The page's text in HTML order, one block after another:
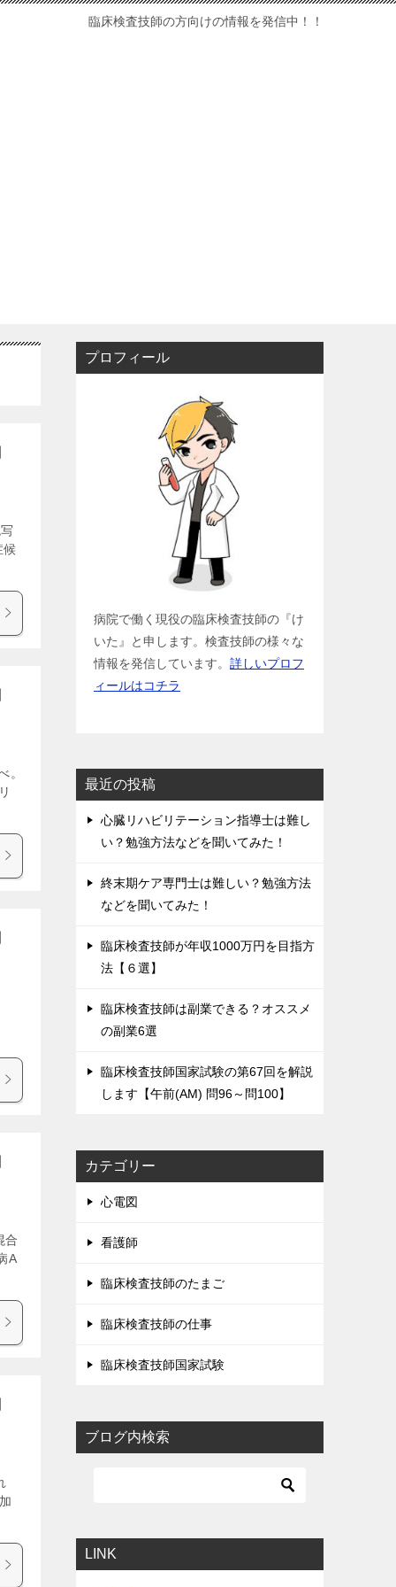
臨床検査技師の方向けの情報を発信中！！
。
合
A
プロフィール
病院で働く現役の臨床検査技師の『け
いた』と申します。検査技師の様々な
情報を発信しています。 詳しいプロフ
ィールはコチラ
最近の投稿
心臓リハビリテーション指導士は難し
い？勉強方法などを聞いてみた！
終末期ケア専門士は難しい？勉強方法
などを聞いてみた！
臨床検査技師が年収1000万円を目指方
法【６選】
臨床検査技師は副業できる？オススメ
の副業6選
臨床検査技師国家試験の第67回を解説
します【午前(AM) 問96～問100】
カテゴリー
心電図
看護師
臨床検査技師のたまご
臨床検査技師の仕事
臨床検査技師国家試験
ブログ内検索
LINK